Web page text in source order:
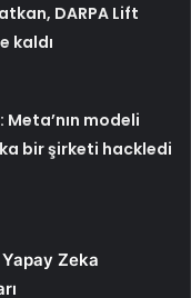
DARPA Lift
kaldı
Meta’nın modeli
bir şirketi hackledi
Zeka